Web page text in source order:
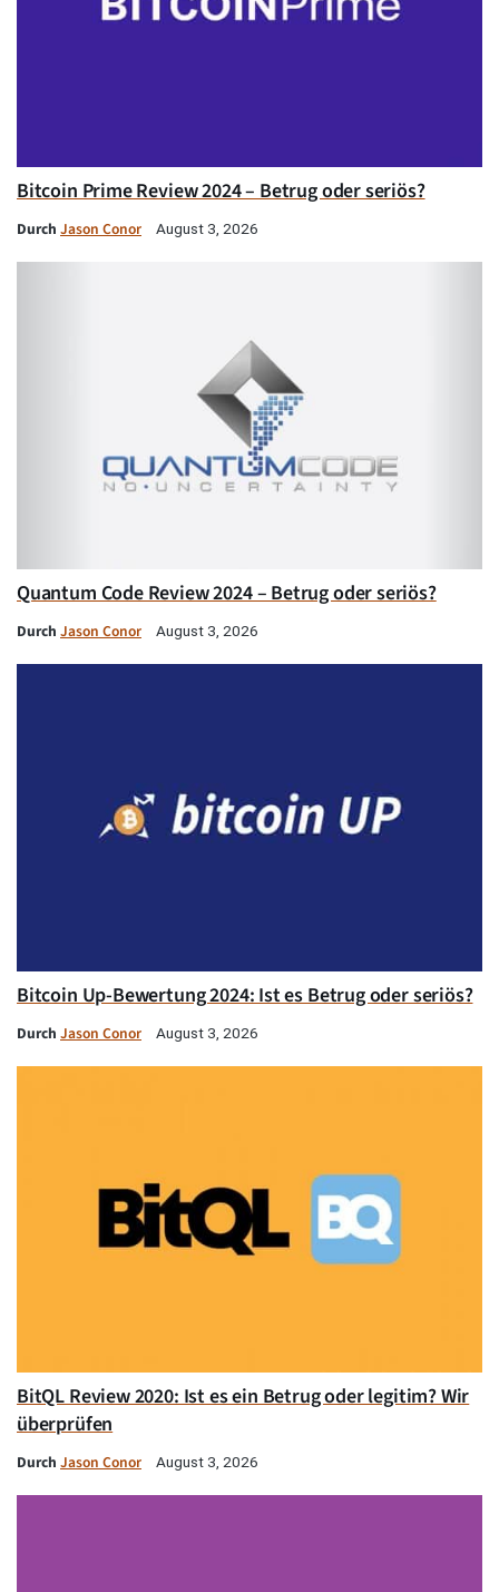
Bitcoin Prime Review 2024 – Betrug oder seriös?
Durch Jason Conor August 3, 2026
Quantum Code Review 2024 – Betrug oder seriös?
Durch Jason Conor August 3, 2026
Bitcoin Up-Bewertung 2024: Ist es Betrug oder seriös?
Durch Jason Conor August 3, 2026
BitQL Review 2020: Ist es ein Betrug oder legitim? Wir
überprüfen
Durch Jason Conor August 3, 2026